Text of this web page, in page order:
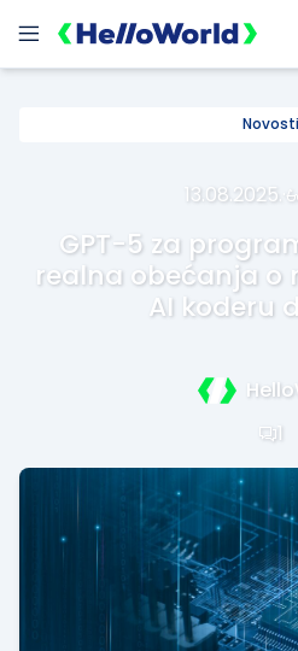
Novosti
13.08.2025.
GPT-5 za
realna obećanja o
AI koderu
1